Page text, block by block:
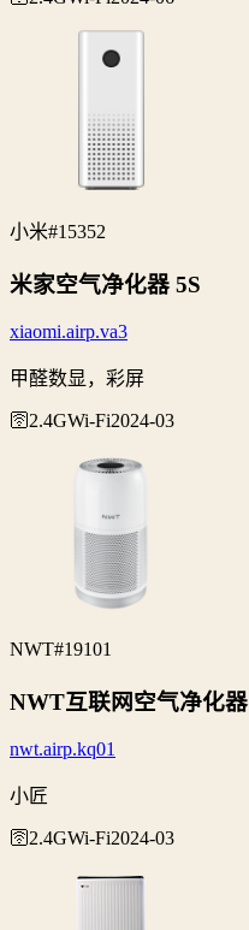
小米#15352
米家空气净化器 5S
xiaomi.airp.va3
甲醛数显，彩屏
🛜2.4GWi‑Fi2024-03
NWT#19101
NWT互联网空气净化器
nwt.airp.kq01
小匠
🛜2.4GWi‑Fi2024-03